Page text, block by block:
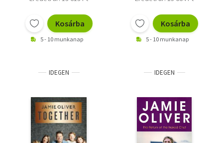
Kosárba
5 - 10 munkanap
Kosárba
5 - 10 munkanap
IDEGEN IDEGEN